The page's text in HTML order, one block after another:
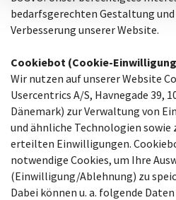
bedarfsgerechten Gestaltung
Verbesserung unserer Website.
Cookiebot (Cookie-
Wir nutzen auf unserer Website
Usercentrics A/S, Havnegade 39,
Dänemark) zur Verwaltung von
und ähnliche Technologien
erteilten Einwilligungen.
notwendige Cookies, um Ihre
(Einwilligung/Ablehnung) zu
Dabei können u. a. folgende